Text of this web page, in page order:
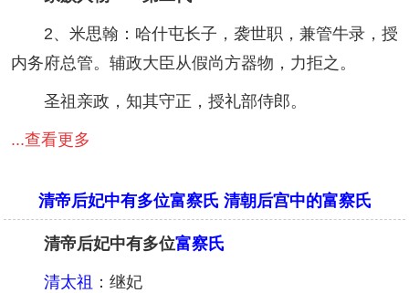
2、米思翰：哈什屯长子，袭世职，兼管牛录，授
内务府总管。辅政大臣从假尚方器物，力拒之。
圣祖亲政，知其守正，授礼部侍郎。
...查看更多
清帝后妃中有多位富察氏 清朝后宫中的富察氏
清帝后妃中有多位富察氏
清太祖 ：继妃